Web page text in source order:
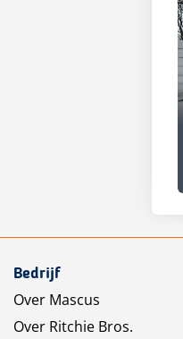
Bedrijf
Over Mascus
Over Ritchie Bros.